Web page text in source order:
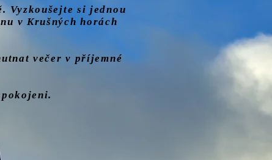
Vyzkoušejte si jednou
v Krušných horách
večer v příjemné